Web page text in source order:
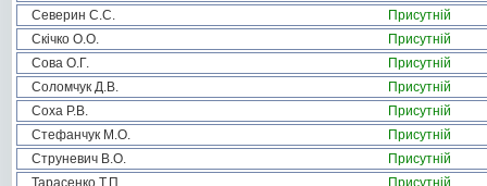
Северин С.С.
Присутній
Скічко О.О.
Присутній
Сова О.Г.
Присутній
Соломчук Д.В.
Присутній
Соха Р.В.
Присутній
Стефанчук М.О.
Присутній
Струневич В.О.
Присутній
Тарасенко Т.П.
Присутній